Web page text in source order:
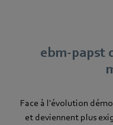
ebm-papst
Face à l'évolution
et deviennent plus